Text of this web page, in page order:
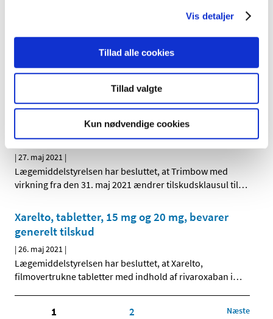
Vis detaljer
Tillad alle cookies
Tillad valgte
Kun nødvendige cookies
Lægemiddelstyrelsen har besluttet, at Enerzair
Lægemiddelstyrelsen har besluttet, at Pradaxa, hårde
kapsler med indhold af dabigatran i styrkerne 75 mg,…
Trimbow ændrer tilskudsklausul
| 27. maj 2021 |
Lægemiddelstyrelsen har besluttet, at Trimbow med
virkning fra den 31. maj 2021 ændrer tilskudsklausul til…
Xarelto, tabletter, 15 mg og 20 mg, bevarer
generelt tilskud
|26. maj 2021 |
Lægemiddelstyrelsen har besluttet, at Xarelto,
filmovertrukne tabletter med indhold af rivaroxaban i…
1 2 Næste